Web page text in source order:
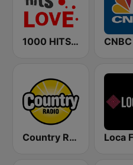
1000 HITS Love CNBC
Country Radio Loca